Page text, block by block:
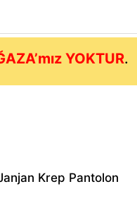
YOKTUR.
Krep Pantolon